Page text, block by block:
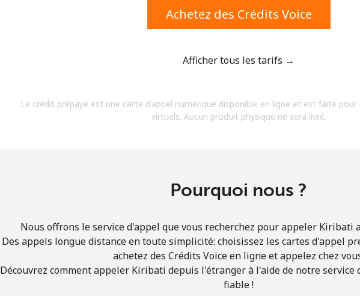
offres.
S'inscrire
Bonjour!
Achetez des Crédits Voice
Afficher tous les tarifs →
Le crédit prépayé est une carte d'appel numérique disponible en ligne et est faite
virtuels. Aucun produit physique ne sera livré.
Pourquoi nous ?
Nous offrons le service d'appel que vous recherchez pour appeler Kiribati
Des appels longue distance en toute simplicité: choisissez les cartes d'appel
achetez des Crédits Voice en ligne et appelez chez
Découvrez comment appeler Kiribati depuis l'étranger à l'aide de notre service
fiable !